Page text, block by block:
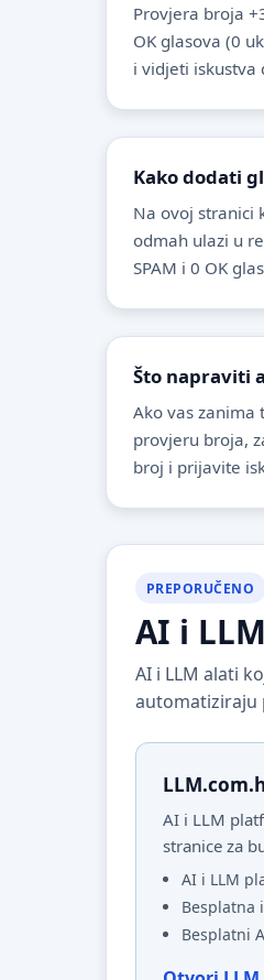
Provjera broja
OK glasova (0
i vidjeti iskustva
Kako dodati
Na ovoj stranici
odmah ulazi u
SPAM i 0 OK
Što napraviti
Ako vas zanima
provjeru broja,
broj i prijavite
PREPORUČENO
AI i
AI i LLM alati
automatiziraju
AI i LLM
stranice za
AI i LLM
Besplatna
Besplatni